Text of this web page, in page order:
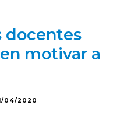
docentes
motivar a
04/2020